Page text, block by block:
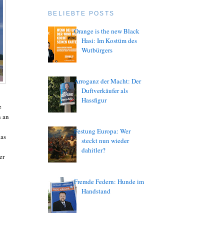
an
BELIEBTE POSTS
Orange is the new Black
Hasi: Im Kostüm des
Wutbürgers
Arroganz der Macht: Der
Duftverkäufer als
Hassfigur
Festung Europa: Wer
steckt nun wieder
dahitler?
Fremde Federn: Hunde im
Handstand